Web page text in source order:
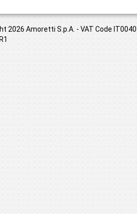
2026 Amoretti S.p.A. - VAT Code